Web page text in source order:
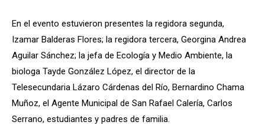
En el evento estuvieron presentes la regidora segunda,
Izamar Balderas Flores; la regidora tercera, Georgina Andrea
Aguilar Sánchez; la jefa de Ecología y Medio Ambiente, la
biologa Tayde González López, el director de la
Telesecundaria Lázaro Cárdenas del Río, Bernardino Chama
Muñoz, el Agente Municipal de San Rafael Calería, Carlos
Serrano, estudiantes y padres de familia.